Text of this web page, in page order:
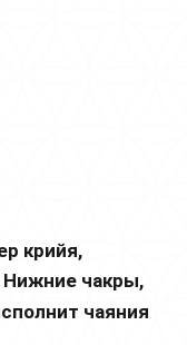
крийя,
Нижние чакры,
чаяния